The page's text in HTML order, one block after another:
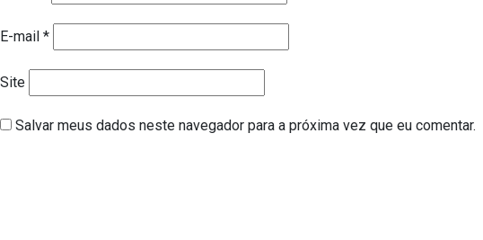
E-mail *
Site
Salvar meus dados neste navegador para a próxima vez que eu comentar.